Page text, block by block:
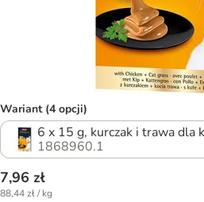
Wariant (4 opcji)
6 x 15 g, kurczak i trawa dla
1868960.1
7,96 zł
88,44 zł / kg